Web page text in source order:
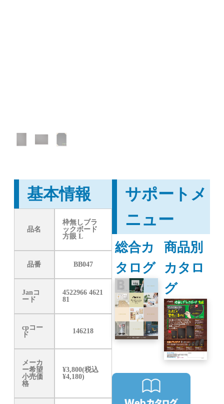
基本情報
品名
枠無しブラ
ックボード
方眼 L
品番 BB047
Janコ
ード
4522966 4621
81
cpコー
ド
146218
メーカ
ー希望
小売価
格
¥3,800(税込
¥4,180)
サポートメ
ニュー
総合カ
タログ
商品別
カタロ
グ